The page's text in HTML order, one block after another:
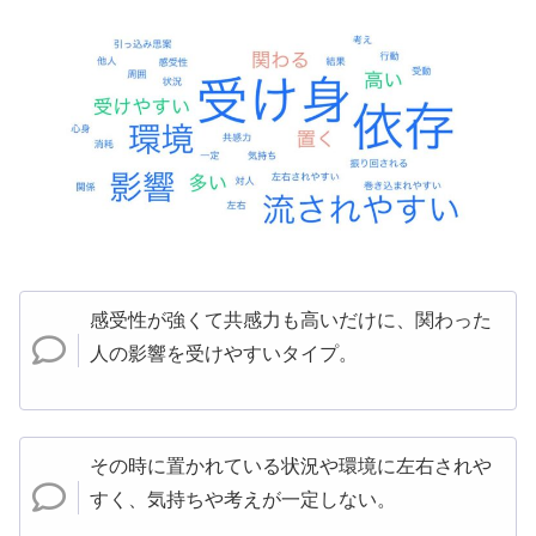
感受性が強くて共感力も高いだけに、関わった
人の影響を受けやすいタイプ。
その時に置かれている状況や環境に左右されや
すく、気持ちや考えが一定しない。